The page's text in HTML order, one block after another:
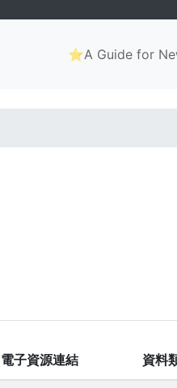
Main
navigation
⭐A Guide for
電子資源連結 資料